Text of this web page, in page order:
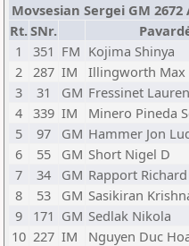
Movsesian Sergei GM 2672
Rt.SNr.
1
351 FM Kojima Shinya
2
287 IM Illingworth Max
3
31 GM Fressinet
4
339 IM Minero Pineda
5
97 GM Hammer Jon
6
55 GM Short Nigel D
7
34 GM Rapport Richard
8
53 GM Sasikiran
9
171 GM Sedlak Nikola
10 227 IM Nguyen Duc